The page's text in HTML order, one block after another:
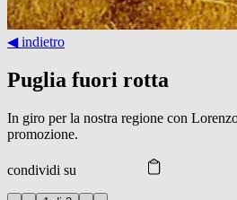
◀︎ indietro
Puglia fuori rotta
In giro per la nostra regione con
promozione.
condividi su